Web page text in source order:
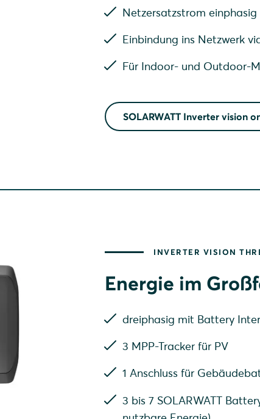
Netzersatzstrom einphasig
Einbindung ins Netzwerk
Für Indoor- und Outdoor-
SOLARWATT Inverter vision
INVERTER VISION
Energie im
dreiphasig mit Battery
3 MPP-Tracker für PV
1 Anschluss für
3 bis 7 SOLARWATT